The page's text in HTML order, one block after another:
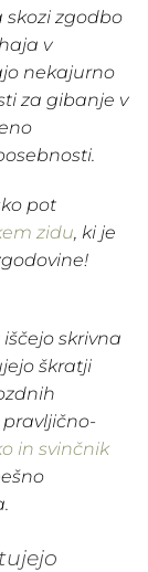
zgodbo
v
nekajurno
za gibanje v
pot
zidu, ki je
iščejo skrivna
škratji
in svinčnik